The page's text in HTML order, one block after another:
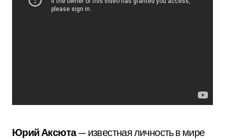
Юрий Аксюта— известная личность в мире